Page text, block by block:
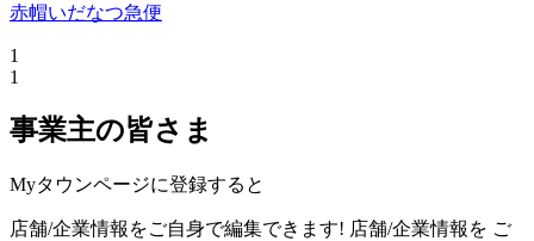
赤帽いだなつ急便
1
1
事業主の皆さま
Myタウンページに登録すると
店舗/企業情報をご自身で編集できます! 店舗/企業情報を ご